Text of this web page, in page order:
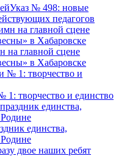
Указ № 498: новые
педагогов
на главной сцене
в Хабаровске
творчество и единство
единства,